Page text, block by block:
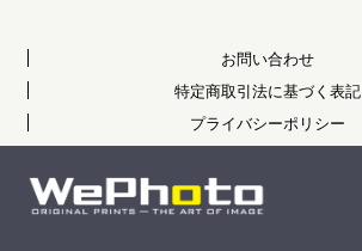
お問い合わせ
特定商取引法に基づく表記
プライバシーポリシー